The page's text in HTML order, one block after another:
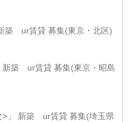
築 ur賃貸 募集(東京・北区)
新築 ur賃貸 募集(東京・昭島
>」 新築 ur賃貸 募集(埼玉県